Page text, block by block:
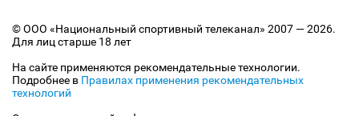
© ООО «Национальный спортивный телеканал» 2007 — 2026.
Для лиц старше 18 лет
На сайте применяются рекомендательные технологии.
Подробнее в Правилах применения рекомендательных
технологий